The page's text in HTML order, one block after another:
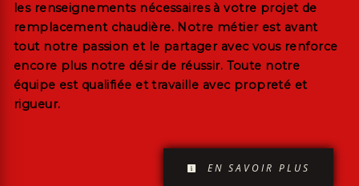
les renseignements nécessaires à votre projet de
remplacement chaudière. Notre métier est avant
tout notre passion et le partager avec vous renforce
encore plus notre désir de réussir. Toute notre
équipe est qualifiée et travaille avec propreté et
rigueur.
EN SAVOIR PLUS